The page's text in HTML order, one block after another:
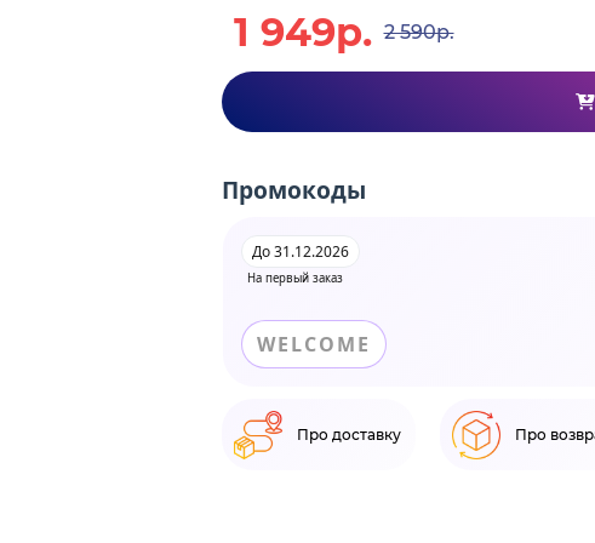
1 949р. 2 590р.
Промокоды
На первый заказ
До 31.12.2026
WELCOME
Про доставку Про